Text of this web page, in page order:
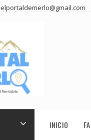
elportaldemerlo@gmail.com
INICIO